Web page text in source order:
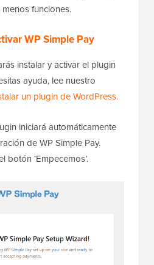
funciones.
WP Simple Pay
instalar y activar el plugin
ayuda, lee nuestro
un plugin de WordPress.
iniciará automáticamente
de WP Simple Pay.
botón ‘Empecemos’.